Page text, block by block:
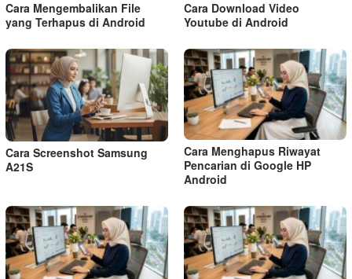
Cara Mengembalikan File
yang Terhapus di Android
Cara Download Video
Youtube di Android
Cara Screenshot Samsung
A21S
Cara Menghapus Riwayat
Pencarian di Google HP
Android